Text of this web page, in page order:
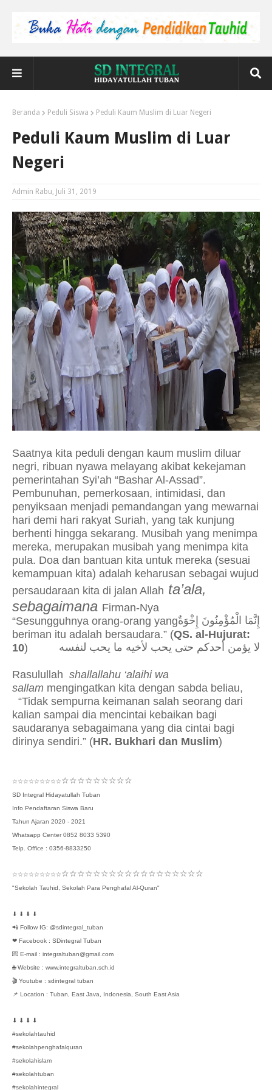
Beranda Peduli Siswa Peduli Kaum Muslim di Luar Negeri
Peduli Kaum Muslim di Luar
Negeri
Admin Rabu, Juli 31, 2019
Saatnya kita peduli dengan kaum muslim diluar
negri, ribuan nyawa melayang akibat kekejaman
pemerintahan Syi’ah “Bashar Al-Assad”.
Pembunuhan, pemerkosaan, intimidasi, dan
penyiksaan menjadi pemandangan yang mewarnai
hari demi hari rakyat Suriah, yang tak kunjung
berhenti hingga sekarang. Musibah yang menimpa
mereka, merupakan musibah yang menimpa kita
pula. Doa dan bantuan kita untuk mereka (sesuai
kemampuan kita) adalah keharusan sebagai wujud
persaudaraan kita di jalan Allah ta’ala,
sebagaimana Firman-Nya
إِنَّمَا الْمُؤْمِنُونَ إِخْوَةٌ“Sesungguhnya orang-orang yang
beriman itu adalah bersaudara.” (QS. al-Hujurat:
10) لا يؤمن أحدكم حتى يحب لأخيه ما يحب لنفسه
Rasulullah shallallahu ‘alaihi wa
sallam mengingatkan kita dengan sabda beliau,
“Tidak sempurna keimanan salah seorang dari
kalian sampai dia mencintai kebaikan bagi
saudaranya sebagaimana yang dia cintai bagi
dirinya sendiri.” (HR. Bukhari dan Muslim)
☆☆☆☆☆☆☆☆☆☆☆☆☆☆☆☆☆☆
SD Integral Hidayatullah Tuban
Info Pendaftaran Siswa Baru
Tahun Ajaran 2020 - 2021
Whatsapp Center 0852 8033 5390
Telp. Office : 0356-8833250
☆☆☆☆☆☆☆☆☆☆☆☆☆☆☆☆☆☆☆☆☆☆☆☆☆☆☆
"Sekolah Tauhid, Sekolah Para Penghafal Al-Quran"
⬇ ⬇ ⬇ ⬇
📲 Follow IG: @sdintegral_tuban
❤ Facebook : SDintegral Tuban
💌 E-mail : integraltuban@gmail.com
🌐 Website : www.integraltuban.sch.id
🎬 Youtube : sdintegral tuban
📌 Location : Tuban, East Java, Indonesia, South East Asia
⬇ ⬇ ⬇ ⬇
#sekolahtauhid
#sekolahpenghafalquran
#sekolahislam
#sekolahtuban
#sekolahintegral